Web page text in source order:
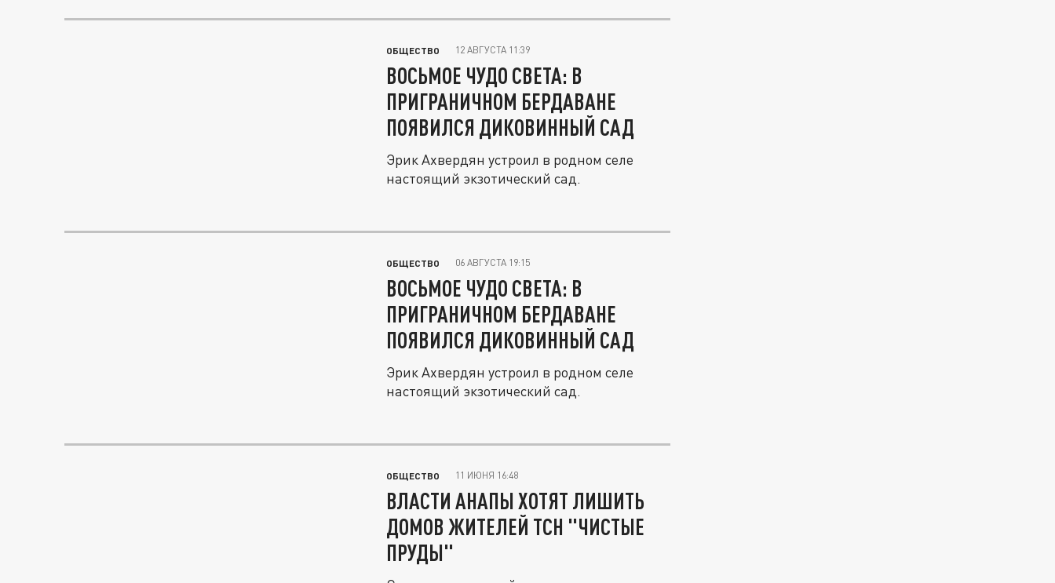
ОБЩЕСТВО 12 АВГУСТА 11:39
ВОСЬМОЕ ЧУДО СВЕТА: В
ПРИГРАНИЧНОМ БЕРДАВАНЕ
ПОЯВИЛСЯ ДИКОВИННЫЙ САД
Эрик Ахвердян устроил в родном селе
настоящий экзотический сад.
ОБЩЕСТВО 06 АВГУСТА 19:15
ВОСЬМОЕ ЧУДО СВЕТА: В
ПРИГРАНИЧНОМ БЕРДАВАНЕ
ПОЯВИЛСЯ ДИКОВИННЫЙ САД
Эрик Ахвердян устроил в родном селе
настоящий экзотический сад.
ОБЩЕСТВО 11 ИЮНЯ 16:48
ВЛАСТИ АНАПЫ ХОТЯТ ЛИШИТЬ
ДОМОВ ЖИТЕЛЕЙ ТСН "ЧИСТЫЕ
ПРУДЫ"